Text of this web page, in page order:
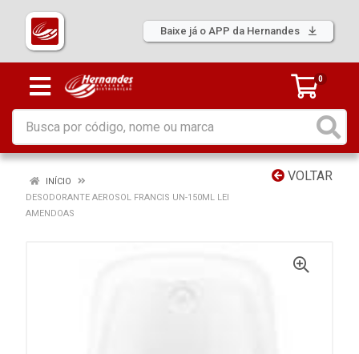
Baixe já o APP da Hernandes
0
VOLTAR
INÍCIO
DESODORANTE AEROSOL FRANCIS UN-150ML LEI
AMENDOAS